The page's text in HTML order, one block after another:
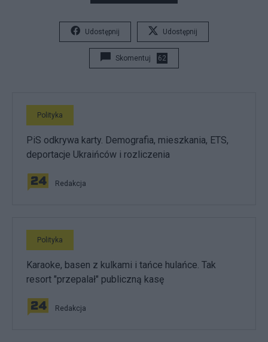
Udostępnij Udostępnij
Skomentuj 62
Polityka
PiS odkrywa karty. Demografia, mieszkania, ETS,
deportacje Ukraińców i rozliczenia
Redakcja
Polityka
Karaoke, basen z kulkami i tańce hulańce. Tak
resort "przepalał" publiczną kasę
Redakcja